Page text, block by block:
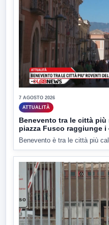
7 AGOSTO 2026
ATTUALITÀ
Benevento tra le città più
piazza Fusco raggiunge i
Benevento è tra le città più